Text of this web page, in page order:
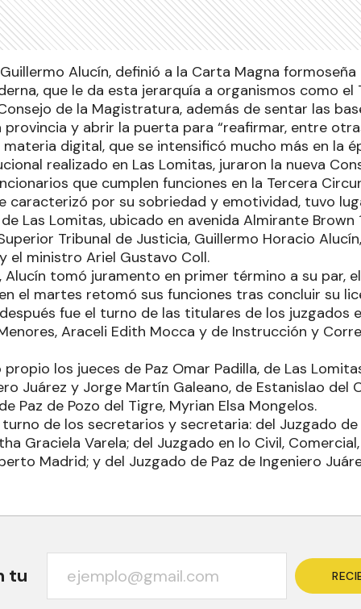
Alucín, definió a la Carta Magna
que le da esta jerarquía a organismos como el
de la Magistratura, además de sentar las
y abrir la puerta para “reafirmar, entre
digital, que se intensificó mucho más en la
realizado en Las Lomitas, juraron la nueva
que cumplen funciones en la Tercera
caracterizó por su sobriedad y emotividad, tuvo
Las Lomitas, ubicado en avenida Almirante Brown
Tribunal de Justicia, Guillermo Horacio
el ministro Ariel Gustavo Coll.
Alucín tomó juramento en primer término a su par,
el martes retomó sus funciones tras concluir su
fue el turno de las titulares de los juzgados
Araceli Edith Mocca y de Instrucción y
los jueces de Paz Omar Padilla, de Las
Juárez y Jorge Martín Galeano, de Estanislao del
Paz de Pozo del Tigre, Myrian Elsa Mongelos.
de los secretarios y secretaria: del Juzgado
Graciela Varela; del Juzgado en lo Civil,
Madrid; y del Juzgado de Paz de Ingeniero
tu